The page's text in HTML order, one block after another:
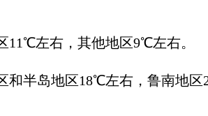
左右，其他地区9℃左右。
半岛地区18℃左右，鲁南地区